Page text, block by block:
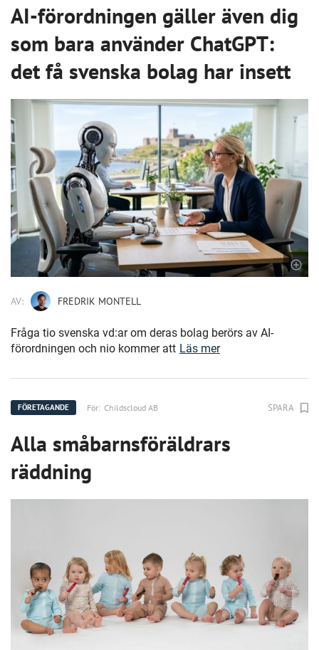
AI-förordningen gäller även dig
som bara använder ChatGPT:
det få svenska bolag har insett
AV: FREDRIK MONTELL
Fråga tio svenska vd:ar om deras bolag berörs av AI-
förordningen och nio kommer att Läs mer
FÖRETAGANDE För: Childscloud AB SPARA
Alla småbarnsföräldrars
räddning